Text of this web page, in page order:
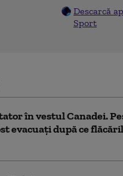
Descarcă
Sport
în vestul Canadei.
evacuați după ce